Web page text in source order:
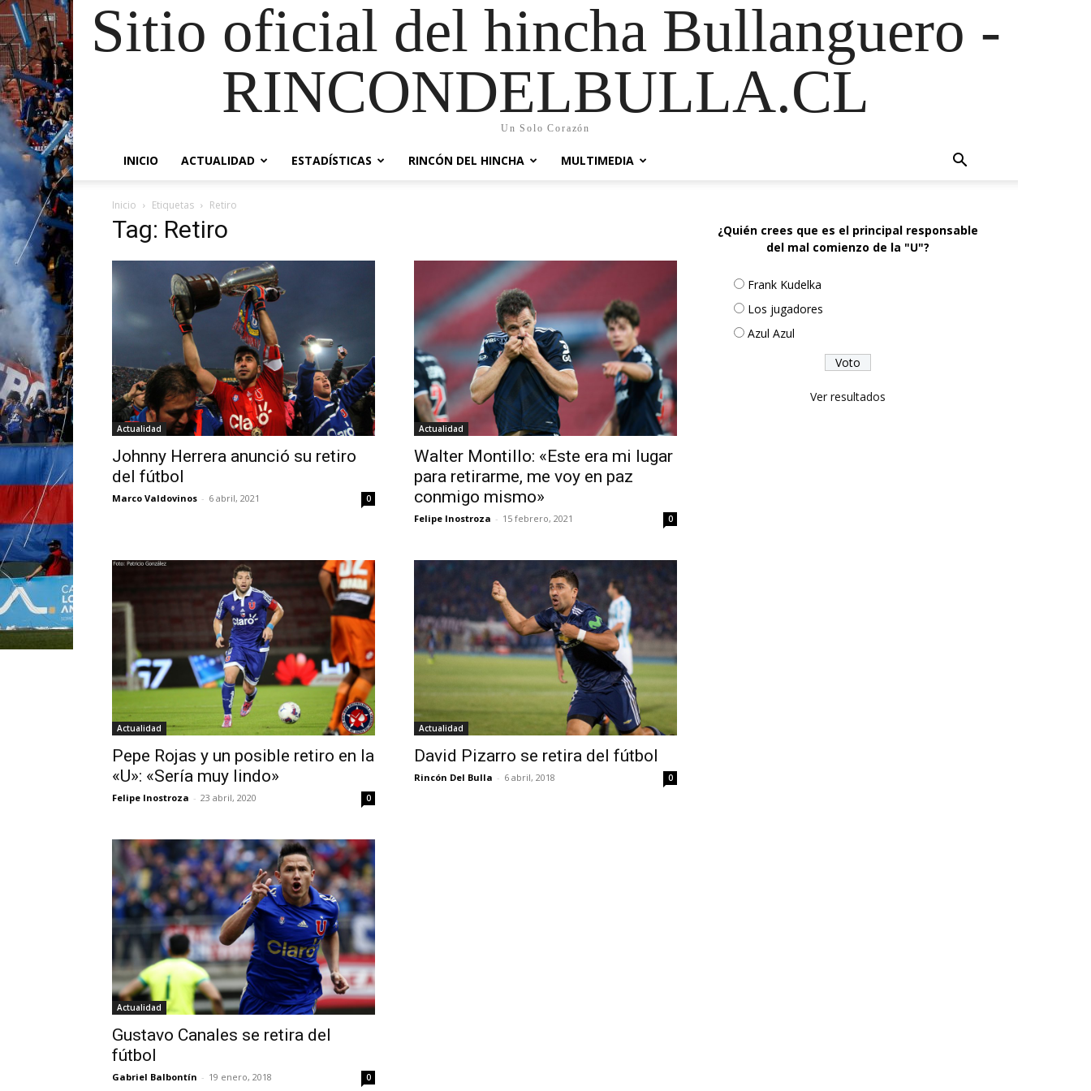
Sitio oficial del hincha Bullanguero -
RINCONDELBULLA.CL
Un Solo Corazón
INICIO ACTUALIDAD ESTADÍSTICAS RINCÓN DEL HINCHA MULTIMEDIA
Inicio Etiquetas Retiro
Tag: Retiro
Actualidad
Johnny Herrera anunció su retiro
del fútbol
Marco Valdovinos - 6 abril, 2021 0
Actualidad
Walter Montillo: «Este era mi lugar
para retirarme, me voy en paz
conmigo mismo»
Felipe Inostroza - 15 febrero, 2021 0
Actualidad
Pepe Rojas y un posible retiro en la
«U»: «Sería muy lindo»
Felipe Inostroza - 23 abril, 2020 0
Actualidad
David Pizarro se retira del fútbol
Rincón Del Bulla - 6 abril, 2018 0
Actualidad
Gustavo Canales se retira del
fútbol
Gabriel Balbontín - 19 enero, 2018 0
¿Quién crees que es el principal responsable
del mal comienzo de la "U"?
Frank Kudelka
Los jugadores
Azul Azul
Ver resultados